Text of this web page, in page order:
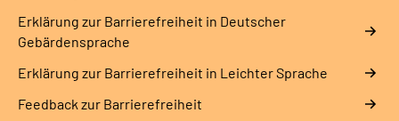
Erklärung zur Barrierefreiheit in Deutscher
Gebärdensprache
Erklärung zur Barrierefreiheit in Leichter Sprache
Feedback zur Barrierefreiheit